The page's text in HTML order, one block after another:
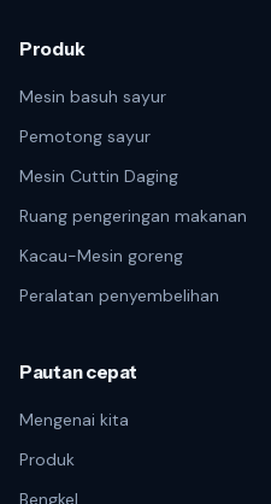
Produk
Mesin basuh sayur
Pemotong sayur
Mesin Cuttin Daging
Ruang pengeringan makanan
Kacau-Mesin goreng
Peralatan penyembelihan
Pautan cepat
Mengenai kita
Produk
Bengkel